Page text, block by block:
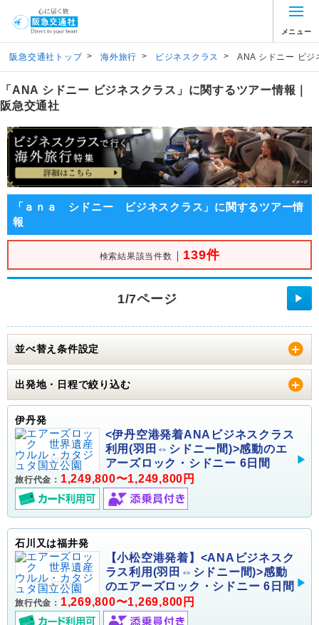
メニュー
阪急交通社トップ > 海外旅行 > ビジネスクラス > ANA シドニー ビジ
「ANA シドニー ビジネスクラス」に関するツアー情報｜
阪急交通社
「ａｎａ シドニー ビジネスクラス」に関するツアー情
報
検索結果該当件数 139件
1/7ページ ▶
並べ替え条件設定
出発地・日程で絞り込む
伊丹発
<伊丹空港発着ANAビジネスクラス
利用(羽田⇔シドニー間)>感動のエ
アーズロック・シドニー 6日間
旅行代金： 1,249,800〜1,249,800円
石川又は福井発
【小松空港発着】<ANAビジネスク
ラス利用(羽田⇔シドニー間)>感動
のエアーズロック・シドニー 6日間
旅行代金： 1,269,800〜1,269,800円